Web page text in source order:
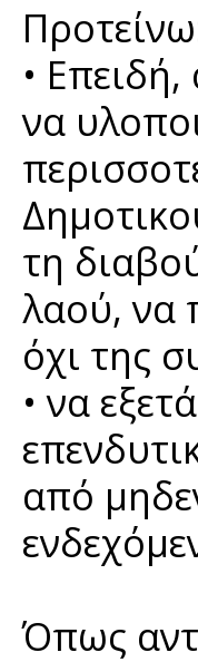
•
να
τη
λαού, να
όχι της
• να
από
Όπως